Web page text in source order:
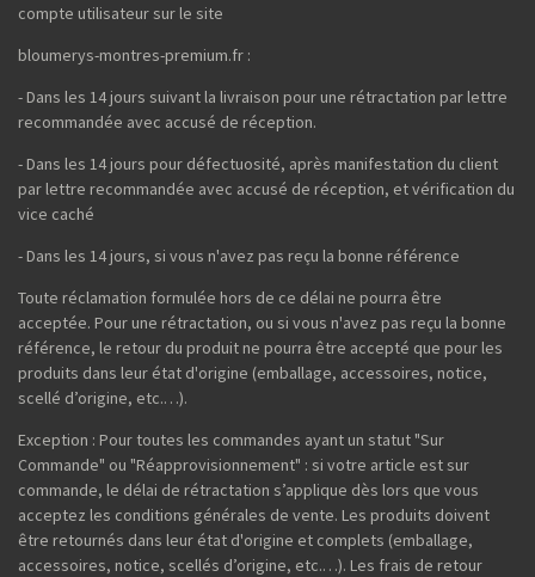
compte utilisateur sur le site
bloumerys-montres-premium.fr :
- Dans les 14 jours suivant la livraison pour une rétractation par lettre
recommandée avec accusé de réception.
- Dans les 14 jours pour défectuosité, après manifestation du client
par lettre recommandée avec accusé de réception, et vérification du
vice caché
- Dans les 14 jours, si vous n'avez pas reçu la bonne référence
Toute réclamation formulée hors de ce délai ne pourra être
acceptée. Pour une rétractation, ou si vous n'avez pas reçu la bonne
référence, le retour du produit ne pourra être accepté que pour les
produits dans leur état d'origine (emballage, accessoires, notice,
scellé d’origine, etc.…).
Exception : Pour toutes les commandes ayant un statut "Sur
Commande" ou "Réapprovisionnement" : si votre article est sur
commande, le délai de rétractation s’applique dès lors que vous
acceptez les conditions générales de vente. Les produits doivent
être retournés dans leur état d'origine et complets (emballage,
accessoires, notice, scellés d’origine, etc.…). Les frais de retour